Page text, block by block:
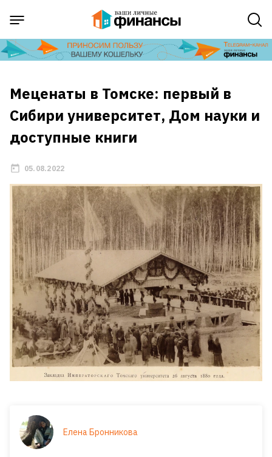
Меценаты в Томске: первый в
Сибири университет, Дом науки и
доступные книги
05.08.2022
Елена Бронникова